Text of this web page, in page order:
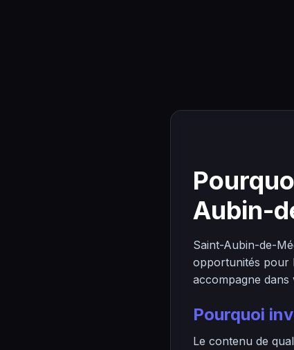
Aubin-
Saint-Aubin-de-
opportunités pour
accompagne dans
Pourquoi
Le contenu de